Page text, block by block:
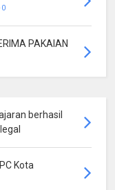
0
PAKAIAN
berhasil
Kota